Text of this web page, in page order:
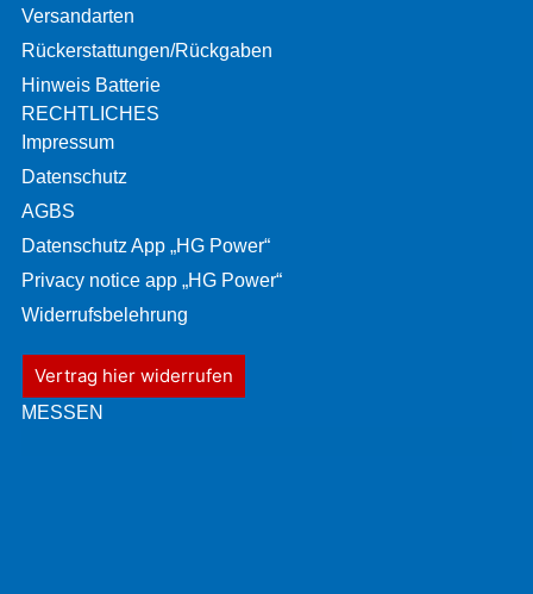
Versandarten
Rückerstattungen/Rückgaben
Hinweis Batterie
RECHTLICHES
Impressum
Datenschutz
AGBS
Datenschutz App „HG Power“
Privacy notice app „HG Power“
Widerrufsbelehrung
Vertrag hier widerrufen
MESSEN